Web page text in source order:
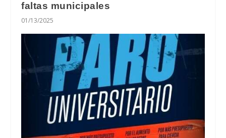
faltas municipales
01/13/2025